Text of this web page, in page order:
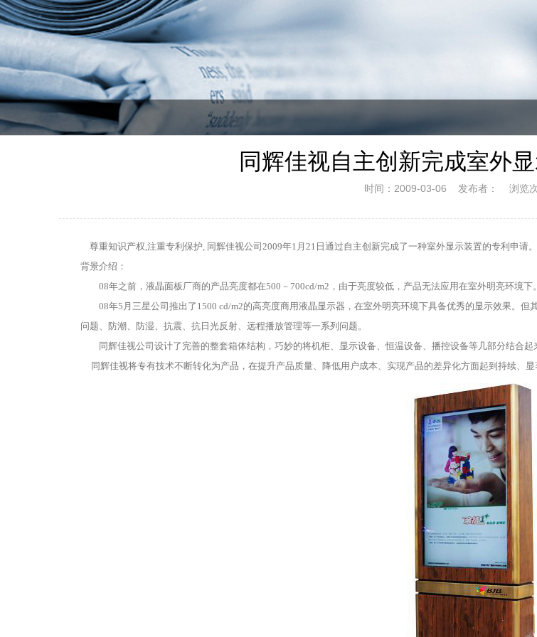
同辉佳视自主创新完成室外
时间：2009-03-06 发布者： 浏览
尊重知识产权,注重专利保护, 同辉佳视公司2009年1月21日通过自主创新完成了一种室外显示装置的专利申请。
背景介绍：
08年之前，液晶面板厂商的产品亮度都在500－700cd/m2，由于亮度较低，产品无法应用在室外明亮环境下。
08年5月三星公司推出了1500 cd/m2的高亮度商用液晶显示器，在室外明亮环境下具备优秀的显示效果。但
问题、防潮、防湿、抗震、抗日光反射、远程播放管理等一系列问题。
同辉佳视公司设计了完善的整套箱体结构，巧妙的将机柜、显示设备、恒温设备、播控设备等几部分结合起
同辉佳视将专有技术不断转化为产品，在提升产品质量、降低用户成本、实现产品的差异化方面起到持续、